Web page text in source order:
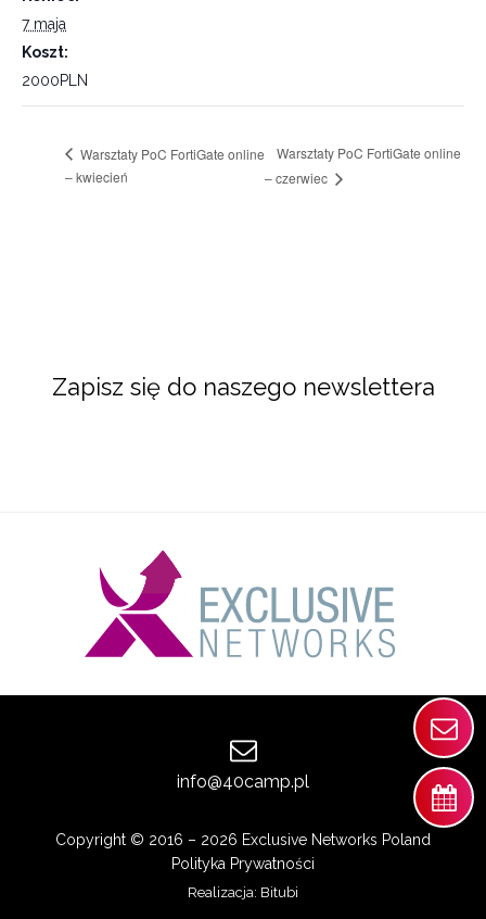
7 maja
Koszt:
2000PLN
Warsztaty PoC FortiGate online
– kwiecień
Warsztaty PoC FortiGate online
– czerwiec
Zapisz się do naszego newslettera
info@40camp.pl
Copyright © 2016 – 2026 Exclusive Networks Poland
Polityka Prywatności
Realizacja: Bitubi